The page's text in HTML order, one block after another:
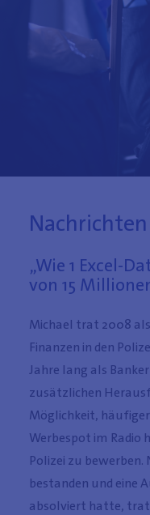
„Wie 1 Excel-
von 15
Michael trat 2008
Finanzen in den
Jahre lang als
zusätzlichen
Möglichkeit,
Werbespot im Radio
Polizei zu
bestanden und eine
absolviert hatte, trat
Mehr
Mehr